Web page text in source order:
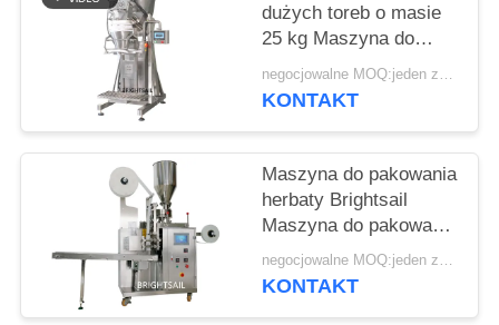
dużych toreb o masie
25 kg Maszyna do
pakowania proszku
przyprawy do
negocjowalne MOQ:jeden zestaw
KONTAKT
Maszyna do pakowania
herbaty Brightsail
Maszyna do pakowania
herbaty
negocjowalne MOQ:jeden zestaw
KONTAKT